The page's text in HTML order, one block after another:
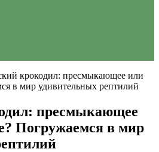
крокодил: пресмыкающее или
в мир удивительных рептилий
пресмыкающее
Погружаемся в мир